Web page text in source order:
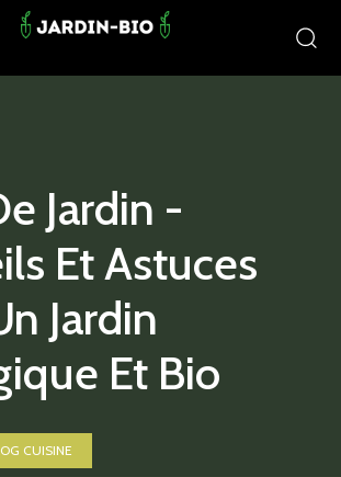
Jardin -
Et Astuces
Jardin
Et Bio
CUISINE